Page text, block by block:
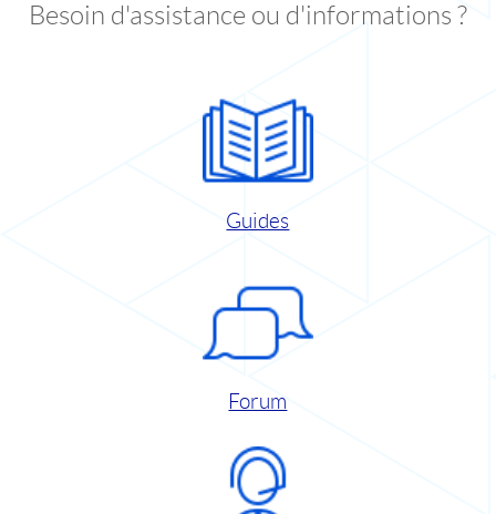
Besoin d'assistance ou d'informations ?
Guides
Forum